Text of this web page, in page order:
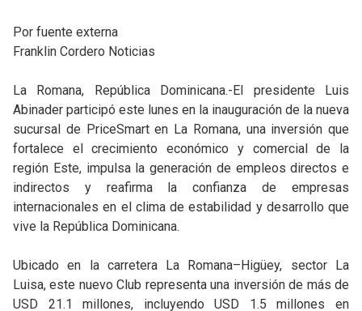
Por fuente externa
Franklin Cordero Noticias
La Romana, República Dominicana.-El presidente Luis
Abinader participó este lunes en la inauguración de la nueva
sucursal de PriceSmart en La Romana, una inversión que
fortalece el crecimiento económico y comercial de la
región Este, impulsa la generación de empleos directos e
indirectos y reafirma la confianza de empresas
internacionales en el clima de estabilidad y desarrollo que
vive la República Dominicana.
Ubicado en la carretera La Romana–Higüey, sector La
Luisa, este nuevo Club representa una inversión de más de
USD 21.1 millones, incluyendo USD 1.5 millones en